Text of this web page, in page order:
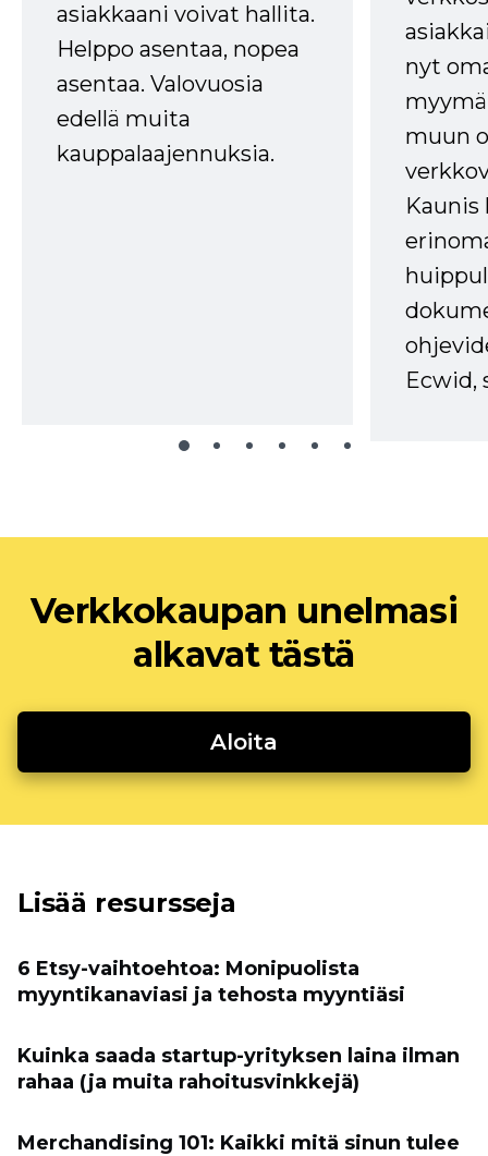
asiakkaani voivat hallita.
Helppo asentaa, nopea
asentaa. Valovuosia
edellä muita
kauppalaajennuksia.
nyt
muun
Kaunis
Ecwid,
Verkkokaupan unelmasi
alkavat tästä
Aloita
Lisää resursseja
6 Etsy-vaihtoehtoa: Monipuolista
myyntikanaviasi ja tehosta myyntiäsi
Kuinka saada startup-yrityksen laina ilman
rahaa (ja muita rahoitusvinkkejä)
Merchandising 101: Kaikki mitä sinun tulee